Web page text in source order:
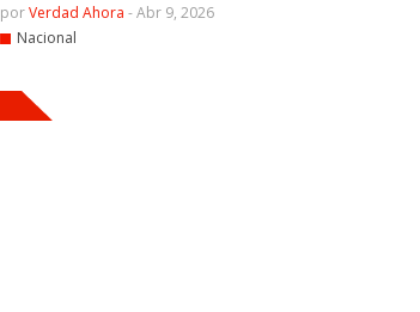
porVerdad Ahora -Abr 9, 2026
Nacional